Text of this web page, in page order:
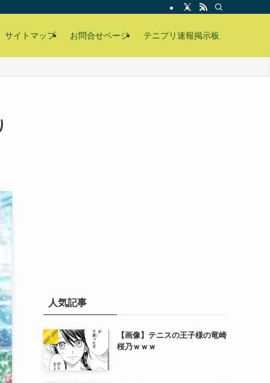
サイトマップ お問合せページ テニプリ速報掲示板
人気記事
【画像】テニスの王子様の竜崎
桜乃ｗｗｗ